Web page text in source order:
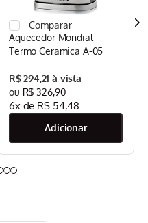
Aquecedor Mondial
Termo Ceramica A-05
R$ 294,21
R$ 326,90
6x de R$ 54,48